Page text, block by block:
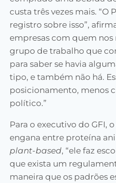
custa três vezes mais. “O
registro sobre isso”,
empresas com quem
grupo de trabalho que
para saber se havia
tipo, e também não há.
posicionamento, menos
político.”
Para o executivo do GFI,
engana entre proteína
plant-based, “ele faz
que exista um
maneira que os padrões